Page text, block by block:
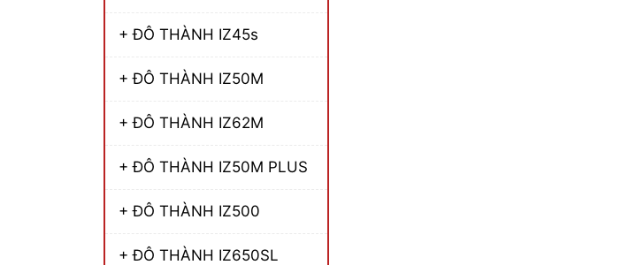
+ ĐÔ THÀNH IZ45s
+ ĐÔ THÀNH IZ50M
+ ĐÔ THÀNH IZ62M
+ ĐÔ THÀNH IZ50M PLUS
+ ĐÔ THÀNH IZ500
+ ĐÔ THÀNH IZ650SL